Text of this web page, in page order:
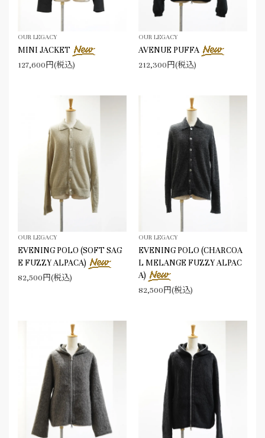
OUR LEGACY
MINI JACKET
127,600円(税込)
OUR LEGACY
AVENUE PUFFA
212,300円(税込)
OUR LEGACY
EVENING POLO (SOFT SAG
E FUZZY ALPACA)
82,500円(税込)
OUR LEGACY
EVENING POLO (CHARCOA
L MELANGE FUZZY ALPAC
A)
82,500円(税込)